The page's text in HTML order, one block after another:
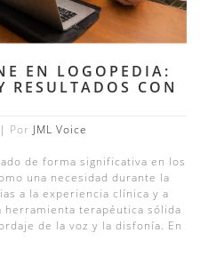
EN LOGOPEDIA:
RESULTADOS CON
| Por JML Voice
de forma significativa en los
una necesidad durante la
a la experiencia clínica y a
terapéutica sólida
de la voz y la disfonía. En